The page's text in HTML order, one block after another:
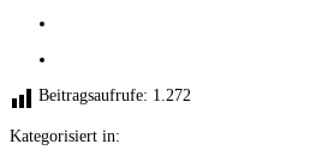
Beitragsaufrufe: 1.272
Kategorisiert in: